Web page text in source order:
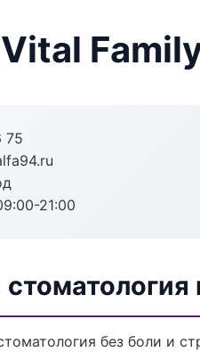
75
21:00
без боли и